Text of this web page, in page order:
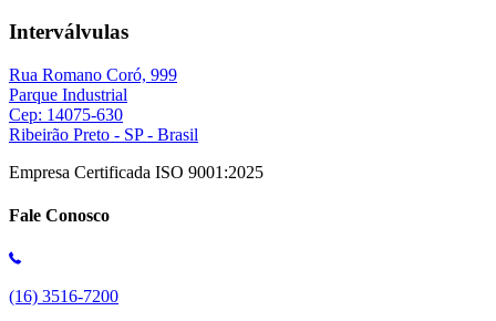
Interválvulas
Rua Romano Coró, 999
Parque Industrial
Cep: 14075-630
Ribeirão Preto - SP - Brasil
Empresa Certificada ISO 9001:2025
Fale Conosco
(16) 3516-7200